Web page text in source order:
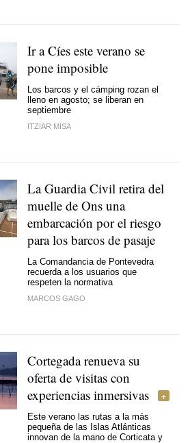
Ir a Cíes este verano se
pone imposible
Los barcos y el cámping rozan el
lleno en agosto; se liberan en
septiembre
ITZIAR MISA
La Guardia Civil retira del
muelle de Ons una
embarcación por el riesgo
para los barcos de pasaje
La Comandancia de Pontevedra
recuerda a los usuarios que
respeten la normativa
MARCOS GAGO
Cortegada renueva su
oferta de visitas con
experiencias inmersivas
Este verano las rutas a la más
pequeña de las Islas Atlánticas
innovan de la mano de Corticata y